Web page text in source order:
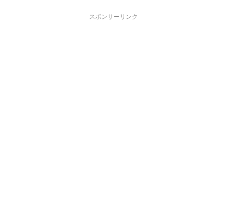
スポンサーリンク